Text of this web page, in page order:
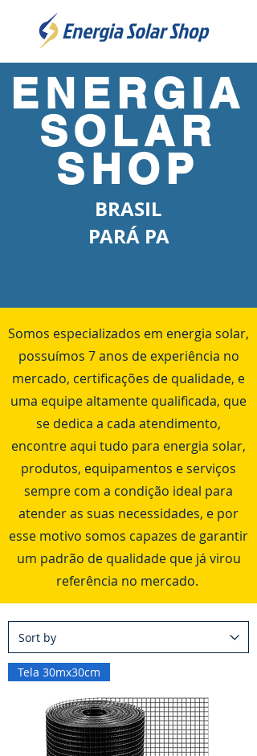
ENERGIA
SOLAR
SHOP
BRASIL
PARÁ PA
Somos especializados em energia solar,
possuímos 7 anos de experiência no
mercado, certificações de qualidade, e
uma equipe altamente qualificada, que
se dedica a cada atendimento,
encontre aqui tudo para energia solar,
produtos, equipamentos e serviços
sempre com a condição ideal para
atender as suas necessidades, e por
esse motivo somos capazes de garantir
um padrão de qualidade que já virou
referência no mercado.
Tela 30mx30cm